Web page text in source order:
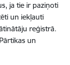
ja tie ir paziņoti
un iekļauti
reģistrā.
un